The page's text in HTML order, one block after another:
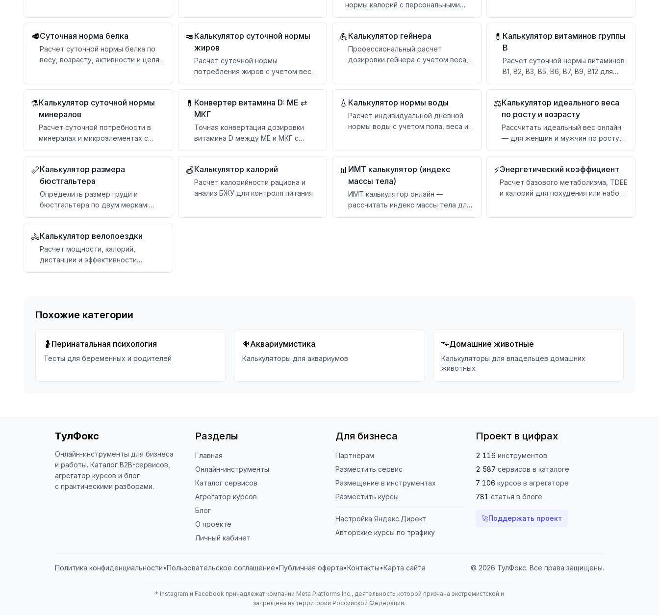
нормы калорий с персональными
рекомендациями по питанию
🥩Суточная норма белка
Расчет суточной нормы белка по
весу, возрасту, активности и целям
🥑Калькулятор суточной нормы
жиров
Расчет суточной нормы
потребления жиров с учетом веса,
активности и целей
💪Калькулятор гейнера
Профессиональный расчет
дозировки гейнера с учетом веса,
💊 Калькулятор витаминов группы
B
Расчет суточной нормы витаминов
B1, B2, B3, B5, B6, B7, B9, B12 для
разных категорий
⚗️Калькулятор суточной нормы
минералов
Расчет суточной потребности в
минералах и микроэлементах с
учетом возраста и состояния
💊 Конвертер витамина D: МЕ ⇄
МКГ
Точная конвертация дозировки
витамина D между МЕ и МКГ с
рекомендациями
💧 Калькулятор нормы воды
Расчет индивидуальной дневной
нормы воды с учетом пола, веса и
⚖️Калькулятор идеального веса
по росту и возрасту
Рассчитать идеальный вес онлайн
— для женщин и мужчин по росту,
возрасту и телосложению.
Робинсона и Миллера
📏Калькулятор размера
бюстгальтера
Определить размер груди и
бюстгальтера по двум меркам:
обхвату под грудью и обхвату
🍎 Калькулятор калорий
Расчет калорийности рациона и
анализ БЖУ для контроля питания
📊 ИМТ калькулятор (индекс
массы тела)
ИМТ калькулятор онлайн —
рассчитать индекс массы тела для
женщин, мужчин и детей по росту и
⚡Энергетический коэффициент
Расчет базового метаболизма, TDEE
и калорий для похудения или набора
🚴Калькулятор велопоездки
Расчет мощности, калорий,
дистанции и эффективности
велосипедных поездок
Похожие категории
🤰 Перинатальная психология
Тесты для беременных и родителей
🐠Аквариумистика
Калькуляторы для аквариумов
🐾Домашние животные
Калькуляторы для владельцев домашних
животных
ТулФокс
Онлайн-инструменты для бизнеса
и работы. Каталог B2B-сервисов,
агрегатор курсов и блог
с практическими разборами.
Разделы
Главная
Онлайн-инструменты
Каталог сервисов
Агрегатор курсов
Блог
О проекте
Личный кабинет
Для бизнеса
Партнёрам
Разместить сервис
Размещение в инструментах
Разместить курсы
Настройка Яндекс.Директ
Авторские курсы по трафику
Проект в цифрах
2 116 инструментов
2 587 сервисов в каталоге
7 106 курсов в агрегаторе
781 статья в блоге
🚀Поддержать проект
Политика конфиденциальности•Пользовательское соглашение•Публичная оферта•Контакты•Карта сайта © 2026 ТулФокс. Все права защищены.
* Instagram и Facebook принадлежат компании Meta Platforms Inc., деятельность которой признана экстремистской и
запрещена на территории Российской Федерации.